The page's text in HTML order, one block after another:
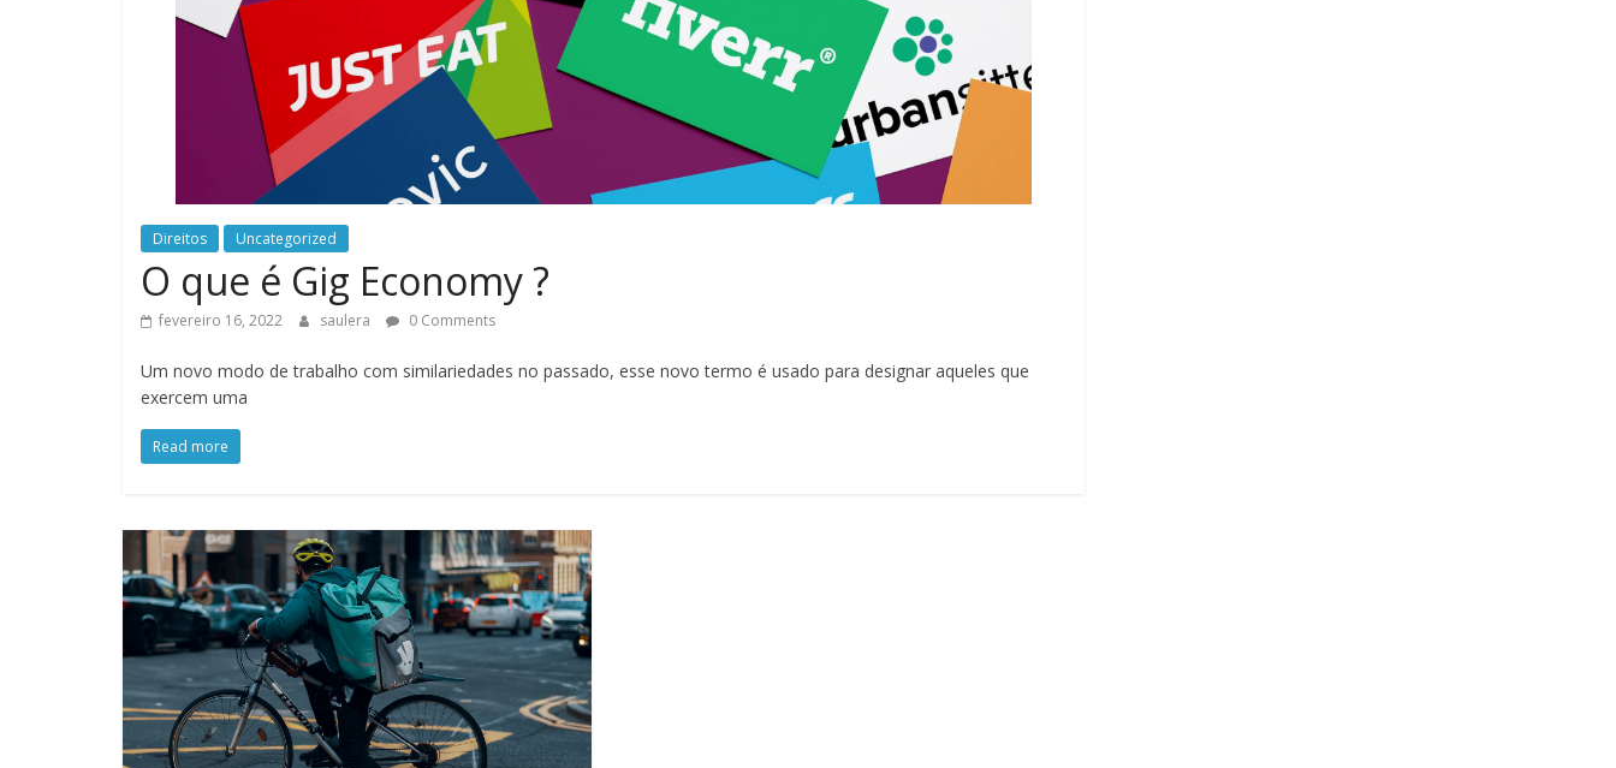
Direitos Uncategorized
O que é Gig Economy ?
fevereiro 16, 2022 saulera 0 Comments
Um novo modo de trabalho com similariedades no passado, esse novo termo é usado para designar aqueles que
exercem uma
Read more